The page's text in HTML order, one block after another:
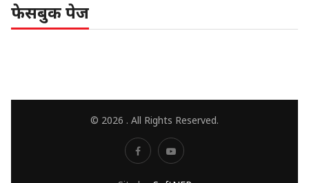
फेसबुक पेज
© 2026 . All Rights Reserved.